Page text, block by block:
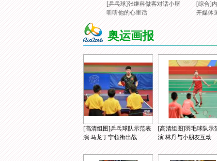
[乒乓球]张继科做客对话小屋
听听他的心里话
[综合]
开媒体
奥运画报
[高清组图]乒乓球队示范表
演 马龙丁宁领衔出战
[高清组图]羽毛球队示
演 林丹与小朋友互动